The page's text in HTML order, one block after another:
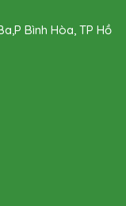
Bình Hòa, TP Hồ